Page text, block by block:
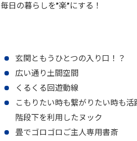
毎日の暮らしを”楽”にする！
玄関ともうひとつの入り口！？
広い通り土間空間
くるくる回遊動線
こもりたい時も繋がりたい時も活
階段下を利用したヌック
畳でゴロゴロご主人専用書斎